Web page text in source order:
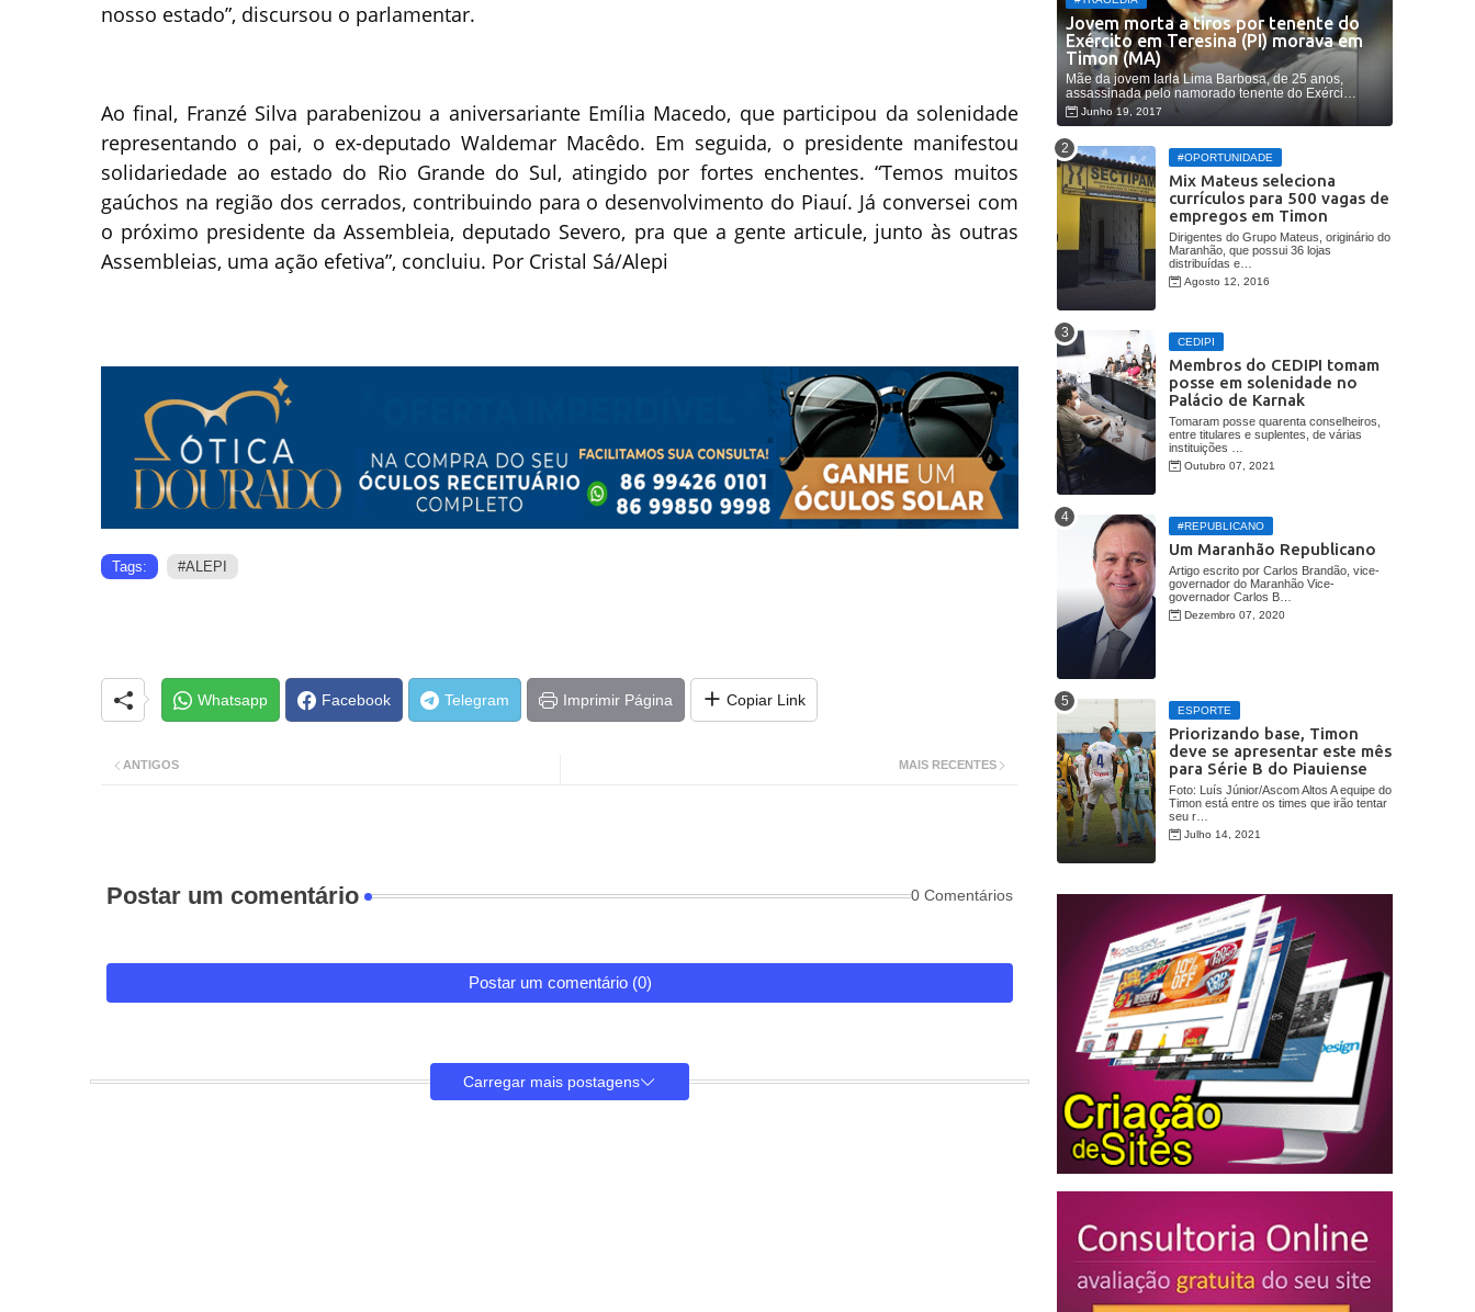
nosso estado”, discursou o parlamentar.
Ao final, Franzé Silva parabenizou a aniversariante Emília Macedo, que participou da solenidade
representando o pai, o ex-deputado Waldemar Macêdo. Em seguida, o presidente manifestou
solidariedade ao estado do Rio Grande do Sul, atingido por fortes enchentes. “Temos muitos
gaúchos na região dos cerrados, contribuindo para o desenvolvimento do Piauí. Já conversei com
o próximo presidente da Assembleia, deputado Severo, pra que a gente articule, junto às outras
Assembleias, uma ação efetiva”, concluiu. Por Cristal Sá/Alepi
Tags: #ALEPI
Whatsapp Facebook Telegram Imprimir Página Copiar Link
MAIS RECENTES
ANTIGOS
Postar um comentário 0 Comentários
Postar um comentário (0)
Carregar mais postagens
Jovem morta a tiros por tenente do
Exército em Teresina (PI) morava em
Timon (MA)
Mãe da jovem Iarla Lima Barbosa, de 25 anos,
assassinada pelo namorado tenente do Exérci…
Junho 19, 2017
#OPORTUNIDADE
Mix Mateus seleciona
currículos para 500 vagas de
empregos em Timon
Dirigentes do Grupo Mateus, originário do
Maranhão, que possui 36 lojas
distribuídas e…
Agosto 12, 2016
CEDIPI
Membros do CEDIPI tomam
posse em solenidade no
Palácio de Karnak
Tomaram posse quarenta conselheiros,
entre titulares e suplentes, de várias
instituições …
Outubro 07, 2021
#REPUBLICANO
Um Maranhão Republicano
Artigo escrito por Carlos Brandão, vice-
governador do Maranhão Vice-
governador Carlos B…
Dezembro 07, 2020
ESPORTE
Priorizando base, Timon
deve se apresentar este mês
para Série B do Piauiense
Foto: Luís Júnior/Ascom Altos A equipe do
Timon está entre os times que irão tentar
seu r…
Julho 14, 2021